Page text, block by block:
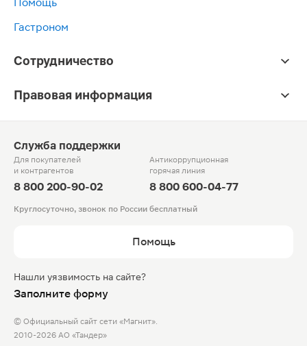
Гастроном
Сотрудничество
Правовая информация
Служба поддержки
Для покупателей
и контрагентов
8 800 200-90-02
Антикоррупционная
горячая линия
8 800 600-04-77
Круглосуточно, звонок по России бесплатный
Помощь
Нашли уязвимость на сайте?
Заполните форму
© Официальный сайт сети «Магнит».
2010-2026 АО «Тандер»